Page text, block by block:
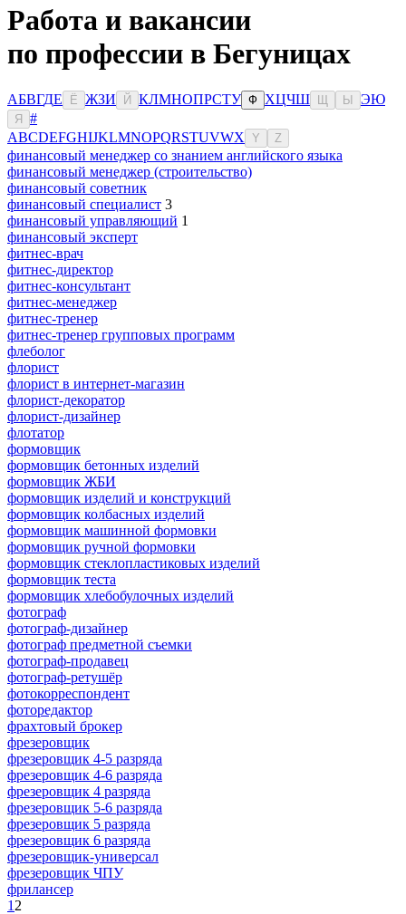
Работа и вакансии
по профессии в Бегуницах
АБВГДЕ Ё ЖЗИ Й КЛМНОПРСТУ Ф ХЦЧШ Ы ЭЮ
Я
#
ABCDEFGHIJKLMNOPQRSTUVWX Y Z
финансовый менеджер со знанием английского языка
финансовый менеджер (строительство)
финансовый советник
финансовый специалист 3
финансовый управляющий 1
финансовый эксперт
фитнес-врач
фитнес-директор
фитнес-консультант
фитнес-менеджер
фитнес-тренер
фитнес-тренер групповых программ
флеболог
флорист
флорист в интернет-магазин
флорист-декоратор
флорист-дизайнер
флотатор
формовщик
формовщик бетонных изделий
формовщик ЖБИ
формовщик изделий и конструкций
формовщик колбасных изделий
формовщик машинной формовки
формовщик ручной формовки
формовщик стеклопластиковых изделий
формовщик теста
формовщик хлебобулочных изделий
фотограф
фотограф-дизайнер
фотограф предметной съемки
фотограф-продавец
фотограф-ретушёр
фотокорреспондент
фоторедактор
фрахтовый брокер
фрезеровщик
фрезеровщик 4-5 разряда
фрезеровщик 4-6 разряда
фрезеровщик 4 разряда
фрезеровщик 5-6 разряда
фрезеровщик 5 разряда
фрезеровщик 6 разряда
фрезеровщик-универсал
фрезеровщик ЧПУ
фрилансер
1 2